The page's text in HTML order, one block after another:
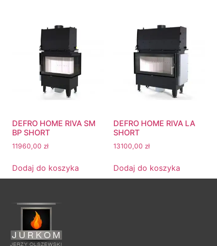
DEFRO HOME RIVA SM
BP SHORT
11960,00 zł
Dodaj do koszyka
DEFRO HOME RIVA LA
SHORT
13100,00 zł
Dodaj do koszyka